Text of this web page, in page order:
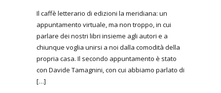
Il caffè letterario di edizioni la meridiana: un
appuntamento virtuale, ma non troppo, in cui
parlare dei nostri libri insieme agli autori e a
chiunque voglia unirsi a noi dalla comodità della
propria casa. Il secondo appuntamento è stato
con Davide Tamagnini, con cui abbiamo parlato di
[…]